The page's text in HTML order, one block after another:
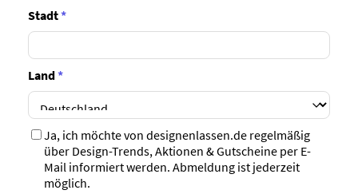
Stadt*
Land*
Ja, ich möchte von designenlassen.de regelmäßig
über Design-Trends, Aktionen & Gutscheine per E-
Mail informiert werden. Abmeldung ist jederzeit
möglich.